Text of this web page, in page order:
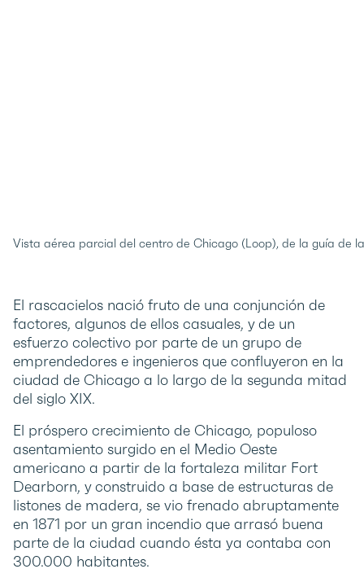
Vista aérea parcial del centro de Chicago (Loop), de la guía de
El rascacielos nació fruto de una conjunción de
factores, algunos de ellos casuales, y de un
esfuerzo colectivo por parte de un grupo de
emprendedores e ingenieros que confluyeron en la
ciudad de Chicago a lo largo de la segunda mitad
del siglo XIX.
El próspero crecimiento de Chicago, populoso
asentamiento surgido en el Medio Oeste
americano a partir de la fortaleza militar Fort
Dearborn, y construido a base de estructuras de
listones de madera, se vio frenado abruptamente
en 1871 por un gran incendio que arrasó buena
parte de la ciudad cuando ésta ya contaba con
300.000 habitantes.